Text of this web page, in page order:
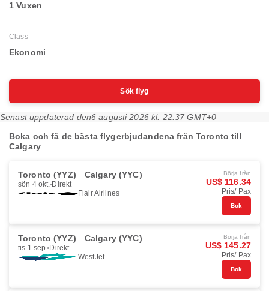
1 Vuxen
Class
Ekonomi
Sök flyg
Senast uppdaterad den6 augusti 2026 kl. 22:37 GMT+0
Boka och få de bästa flygerbjudandena från Toronto till
Calgary
Toronto (YYZ) Calgary (YYC)
sön 4 okt. Direkt
Flair Airlines
Börja från
US$ 116.34
Pris/ Pax
Bok
Toronto (YYZ) Calgary (YYC)
tis 1 sep. Direkt
WestJet
Börja från
US$ 145.27
Pris/ Pax
Bok